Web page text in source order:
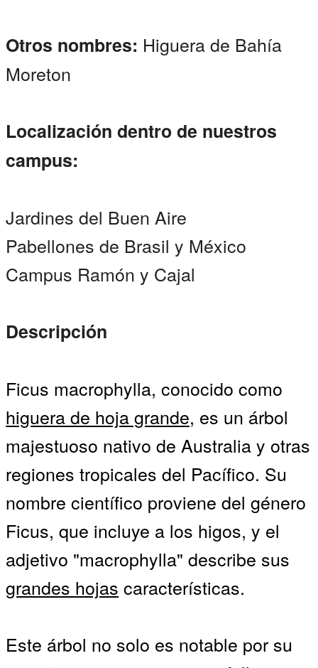
Otros nombres: Higuera de Bahía
Moreton
Localización dentro de nuestros
campus:
Jardines del Buen Aire
Pabellones de Brasil y México
Campus Ramón y Cajal
Descripción
Ficus macrophylla, conocido como
higuera de hoja grande, es un árbol
majestuoso nativo de Australia y otras
regiones tropicales del Pacífico. Su
nombre científico proviene del género
Ficus, que incluye a los higos, y el
adjetivo "macrophylla" describe sus
grandes hojas características.
Este árbol no solo es notable por su